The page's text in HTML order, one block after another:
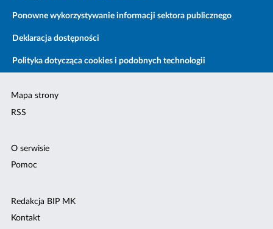
Ponowne wykorzystywanie informacji sektora publicznego
Deklaracja dostępności
Polityka dotycząca cookies i podobnych technologii
Mapa strony
RSS
O serwisie
Pomoc
Redakcja BIP MK
Kontakt